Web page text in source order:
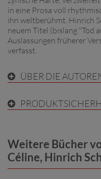
in eine Prosa voll
ihn weltberühmt. Hinrich
neuem Titel (bislang "Tod
Auslassungen früherer
verfasst.
ÜBER DIE
Weitere Bücher
Céline, Hinrich